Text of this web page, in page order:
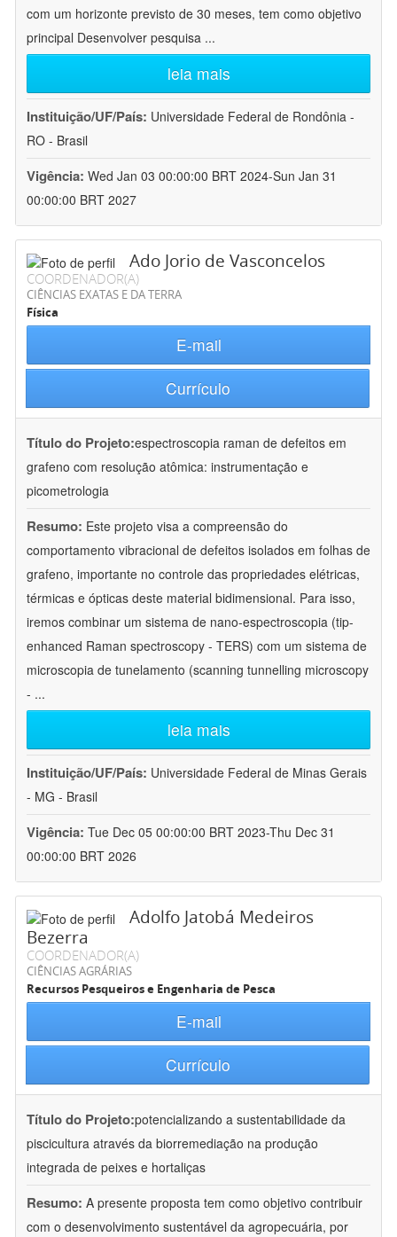
com um horizonte previsto de 30 meses, tem como objetivo
principal Desenvolver pesquisa ...
leia mais
Instituição/UF/País: Universidade Federal de Rondônia -
RO - Brasil
Vigência: Wed Jan 03 00:00:00 BRT 2024-Sun Jan 31
00:00:00 BRT 2027
Ado Jorio de Vasconcelos
COORDENADOR(A)
CIÊNCIAS EXATAS E DA TERRA
Física
E-mail
Currículo
Título do Projeto:espectroscopia raman de defeitos em
grafeno com resolução atômica: instrumentação e
picometrologia
Resumo: Este projeto visa a compreensão do
comportamento vibracional de defeitos isolados em folhas de
grafeno, importante no controle das propriedades elétricas,
térmicas e ópticas deste material bidimensional. Para isso,
iremos combinar um sistema de nano-espectroscopia (tip-
enhanced Raman spectroscopy - TERS) com um sistema de
microscopia de tunelamento (scanning tunnelling microscopy
- ...
leia mais
Instituição/UF/País: Universidade Federal de Minas Gerais
- MG - Brasil
Vigência: Tue Dec 05 00:00:00 BRT 2023-Thu Dec 31
00:00:00 BRT 2026
Adolfo Jatobá Medeiros
Bezerra
COORDENADOR(A)
CIÊNCIAS AGRÁRIAS
Recursos Pesqueiros e Engenharia de Pesca
E-mail
Currículo
Título do Projeto:potencializando a sustentabilidade da
piscicultura através da biorremediação na produção
integrada de peixes e hortaliças
Resumo: A presente proposta tem como objetivo contribuir
com o desenvolvimento sustentável da agropecuária, por